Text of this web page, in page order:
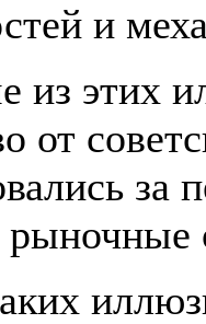
и
из этих
от
за